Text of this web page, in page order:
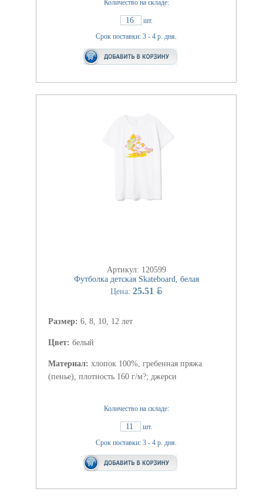
Количество на складе:
16
шт.
Срок поставки: 3 - 4 р. дня.
Артикул: 120599
Футболка детская Skateboard, белая
Цена: 25.51 BYN
Размер: 6, 8, 10, 12 лет
Цвет: белый
Материал: хлопок 100%, гребенная пряжа
(пенье), плотность 160 г/м?; джерси
Количество на складе:
11
шт.
Срок поставки: 3 - 4 р. дня.